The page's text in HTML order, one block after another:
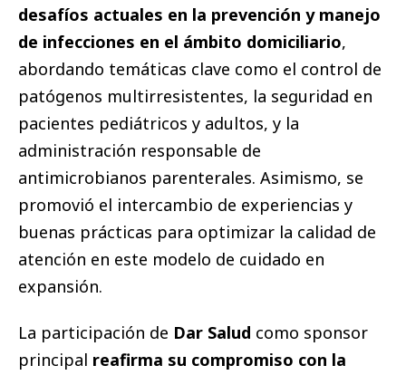
desafíos actuales en la prevención y manejo
de infecciones en el ámbito domiciliario,
abordando temáticas clave como el control de
patógenos multirresistentes, la seguridad en
pacientes pediátricos y adultos, y la
administración responsable de
antimicrobianos parenterales. Asimismo, se
promovió el intercambio de experiencias y
buenas prácticas para optimizar la calidad de
atención en este modelo de cuidado en
expansión.
La participación de Dar Salud como sponsor
principal reafirma su compromiso con la